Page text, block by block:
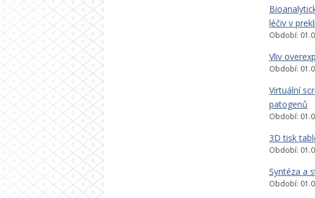
léčiv v
Období:
Vliv
Období:
Virtuální
patogenů
Období:
3D tisk
Období:
Syntéza a
Období: